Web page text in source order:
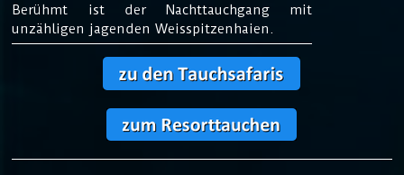
Berühmt ist der Nachttauchgang mit
unzähligen jagenden Weisspitzenhaien.